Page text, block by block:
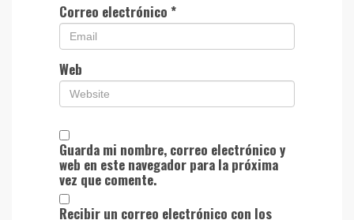
Correo electrónico *
Web
Guarda mi nombre, correo electrónico y
web en este navegador para la próxima
vez que comente.
Recibir un correo electrónico con los